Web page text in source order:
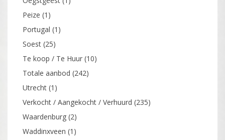
Peize (1)
Portugal (1)
Soest (25)
Te koop / Te Huur (10)
Totale aanbod (242)
Utrecht (1)
Verkocht / Aangekocht / Verhuurd (235)
Waardenburg (2)
Waddinxveen (1)